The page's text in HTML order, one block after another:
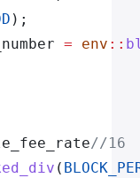
);
= env ::
//16
(